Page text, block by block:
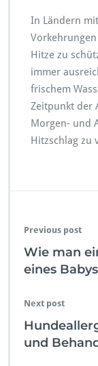
In Ländern
Hitze zu
immer
frischem
Zeitpunkt der
Morgen- und
Hitzschlag zu
Previous post
Wie man
eines
Next post
und